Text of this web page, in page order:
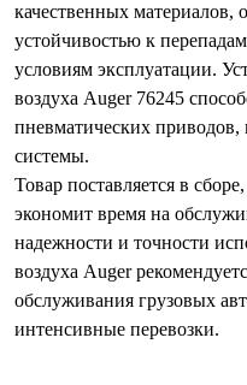
качественных материалов,
устойчивостью к
условиям эксплуатации.
воздуха Auger 76245
пневматических приводов,
системы.
Товар поставляется в
экономит время на
надежности и точности
воздуха Auger
обслуживания грузовых
интенсивные перевозки.